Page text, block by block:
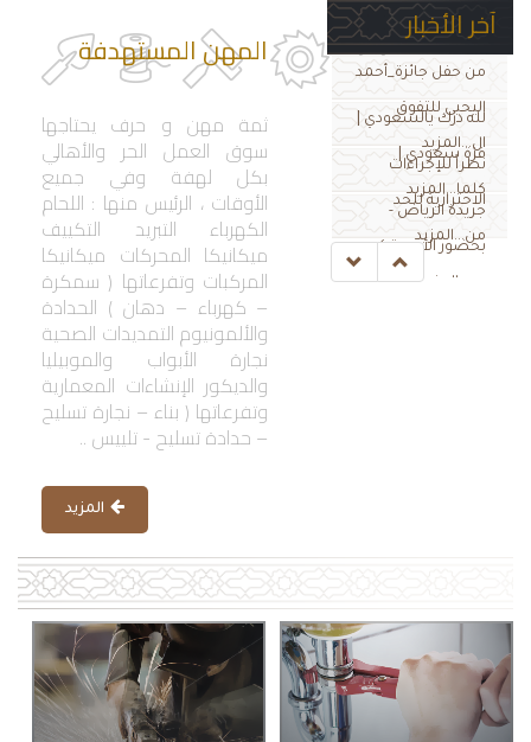
المهن المستهدفة
ثمة مهن و حرف يحتاجها
سوق العمل الحر والأهالي
بكل لهفة وفي جميع
الأوقات ، الرئيس منها : اللحام
الكهرباء التبريد التكييف
ميكانيكا المحركات ميكانيكا
المركبات وتفرعاتها ( سمكرة
– كهرباء – دهان ) الحدادة
والألمونيوم التمديدات الصحية
نجارة الأبواب والموبيليا
والديكور الإنشاءات المعمارية
وتفرعاتها ( بناء – نجارة تسليح
– حدادة تسليح - تلييس ..
المزيد
آخر الأخبار
من حفل جائزة_أحمد
اليحيى للتفوق
ال...المزيد
لله درك يالسعودي |
فزة سعودي |
كلما...المزيد
نظراً للإجراءات
الاحترازية للحد
من...المزيد
جريدة الرياض -
بحضور الأمير تركي
بن...المزيد